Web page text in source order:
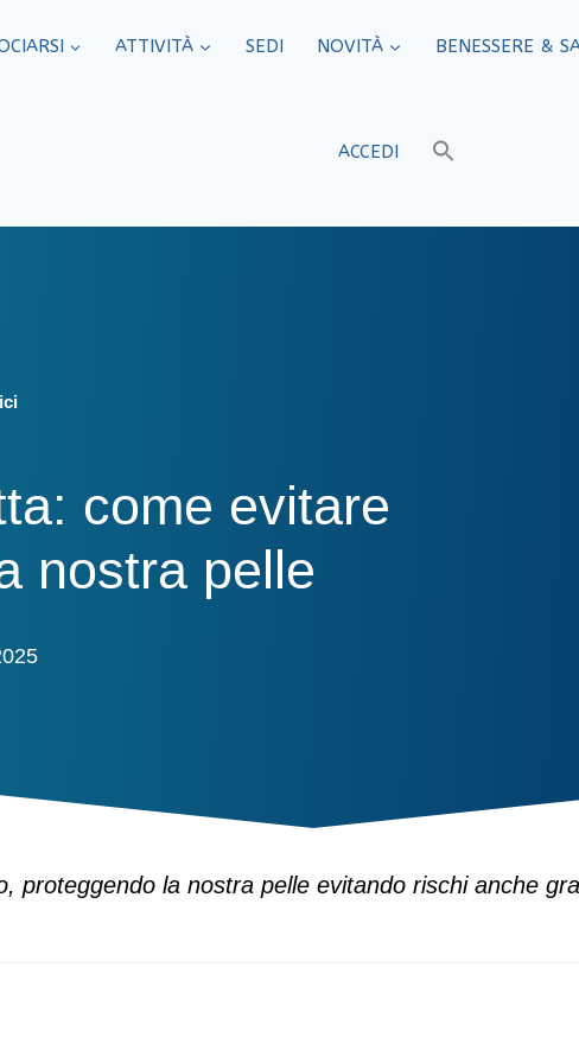
ATTIVITÀ SEDI​ NOVITÀ BENESSERE &
ACCEDI
come evitare
nostra pelle
proteggendo la nostra pelle evitando rischi anche